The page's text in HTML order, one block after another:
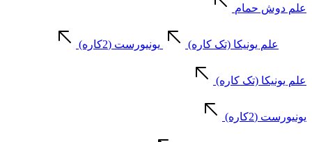
علم دوش حمام
علم یونیکا (تک کاره) یونیورست (2کاره)
علم یونیکا (تک کاره)
یونیورست (2کاره)